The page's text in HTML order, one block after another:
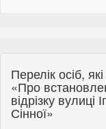
Перелік осіб,
«Про
відрізку
Сінної»